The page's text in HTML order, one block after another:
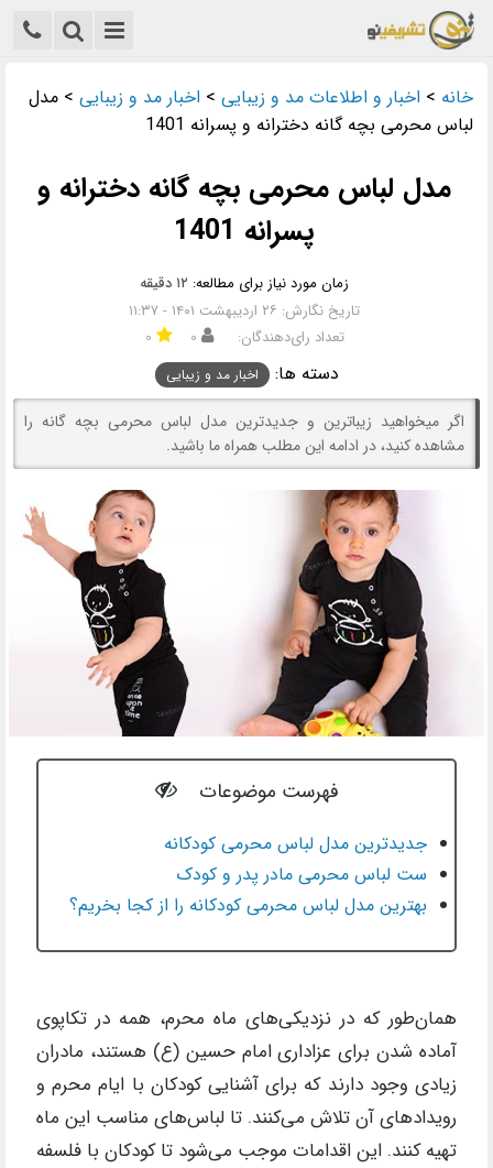
خانه > اخبار و اطلاعات مد و زیبایی > اخبار مد و زیبایی > مدل
لباس محرمی بچه گانه دخترانه و پسرانه 1401
مدل لباس محرمی بچه گانه دخترانه و
پسرانه 1401
زمان مورد نیاز برای مطالعه: ۱۲ دقیقه
تاریخ نگارش: ۲۶ اردیبهشت ۱۴۰۱ - ۱۱:۳۷
تعداد رای‌دهندگان:
۰ ۰
دسته ها: اخبار مد و زیبایی
اگر میخواهید زیباترین و جدیدترین مدل لباس محرمی بچه گانه را
مشاهده کنید، در ادامه این مطلب همراه ما باشید.
فهرست موضوعات
جدیدترین مدل لباس محرمی کودکانه
ست لباس محرمی مادر پدر و کودک
بهترین مدل لباس محرمی کودکانه را از کجا بخریم؟
همان‌طور که در نزدیکی‌های ماه محرم، همه در تکاپوی
آماده شدن برای عزاداری امام حسین (ع) هستند، مادران
زیادی وجود دارند که برای آشنایی کودکان با ایام محرم و
رویدادهای آن تلاش می‌کنند. تا لباس‌های مناسب این ماه
تهیه کنند. این اقدامات موجب می‌شود تا کودکان با فلسفه